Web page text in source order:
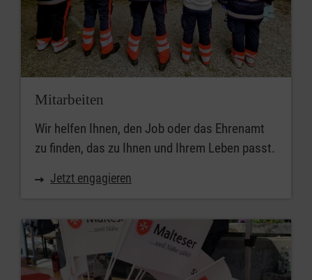
Mitarbeiten
Wir helfen Ihnen, den Job oder das Ehrenamt
zu finden, das zu Ihnen und Ihrem Leben passt.
Jetzt engagieren